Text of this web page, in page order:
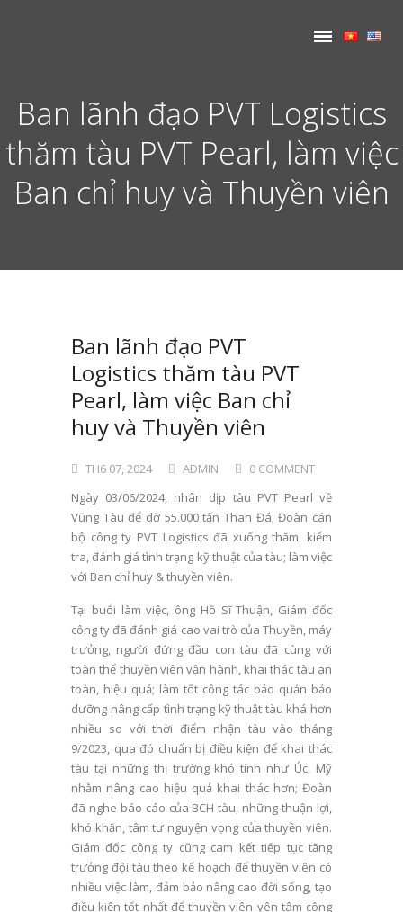
Ban lãnh đạo PVT Logistics
thăm tàu PVT Pearl, làm việc
Ban chỉ huy và Thuyền viên
Ban lãnh đạo PVT
Logistics thăm tàu PVT
Pearl, làm việc Ban chỉ
huy và Thuyền viên
TH6 07, 2024 ADMIN
0 COMMENT
Ngày 03/06/2024, nhân dịp tàu PVT Pearl về
Vũng Tàu để dỡ 55.000 tấn Than Đá; Đoàn cán
bộ công ty PVT Logistics đã xuống thăm, kiểm
tra, đánh giá tình trạng kỹ thuật của tàu; làm việc
với Ban chỉ huy & thuyền viên.
Tại buổi làm việc, ông Hồ Sĩ Thuận, Giám đốc
công ty đã đánh giá cao vai trò của Thuyền, máy
trưởng, người đứng đầu con tàu đã cùng với
toàn thể thuyền viên vận hành, khai thác tàu an
toàn, hiệu quả; làm tốt công tác bảo quản bảo
dưỡng nâng cấp tình trạng kỹ thuật tàu khá hơn
nhiều so với thời điểm nhận tàu vào tháng
9/2023, qua đó chuẩn bị điều kiện để khai thác
tàu tại những thị trường khó tính như Úc, Mỹ
nhằm nâng cao hiệu quả khai thác hơn; Đoàn
đã nghe báo cáo của BCH tàu, những thuận lợi,
khó khăn, tâm tư nguyện vọng của thuyền viên.
Giám đốc công ty cũng cam kết tiếp tục tăng
trưởng đội tàu theo kế hoạch để thuyền viên có
nhiều việc làm, đảm bảo nâng cao đời sống, tạo
điều kiện tốt nhất để thuyền viên yên tâm công